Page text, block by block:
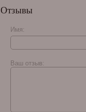
Отзывы
Имя:
Ваш отзыв: